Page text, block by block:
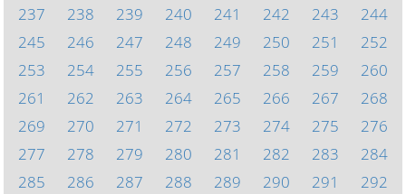
237
238 239 240 241 242 243
244
245
246 247 248 249 250 251
252
253
254 255 256 257 258 259
260
261
262 263 264 265 266 267
268
269
270 271 272 273 274 275
276
277
278 279 280 281 282 283
284
285
286 287 288 289 290 291
292